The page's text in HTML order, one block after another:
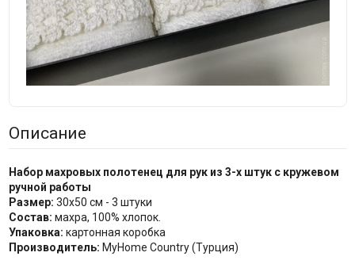
Описание
Набор махровых полотенец для рук из 3-х штук с кружевом
ручной работы
Размер: 30х50 см - 3 штуки
Состав: махра, 100% хлопок.
Упаковка: картонная коробка
Производитель: MyHome Country (Турция)